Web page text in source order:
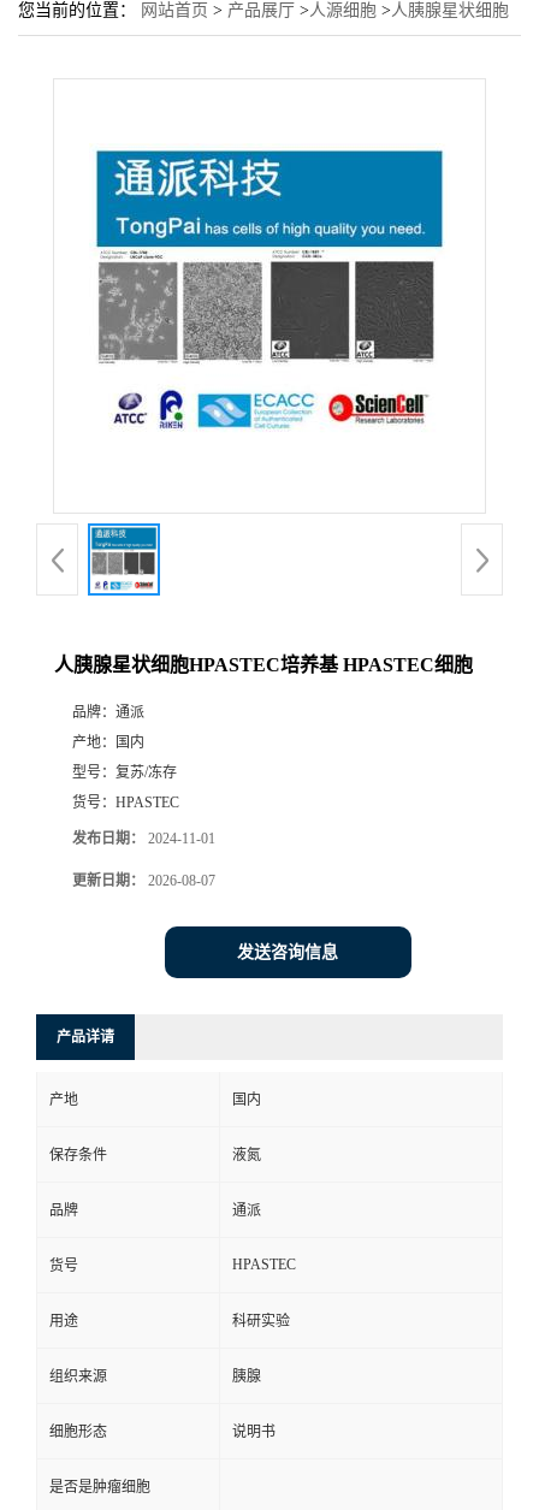
您当前的位置： 网站首页 > 产品展厅 >人源细胞 >人胰腺星状细胞
人胰腺星状细胞HPASTEC培养基 HPASTEC细胞
品牌： 通派
产地：
国内
型号： 复苏/冻存
货号： HPASTEC
发布日期： 2024-11-01
更新日期： 2026-08-07
发送咨询信息
产品详请
产地 国内
保存条件 液氮
品牌 通派
货号 HPASTEC
用途 科研实验
组织来源 胰腺
细胞形态 说明书
是否是肿瘤细胞